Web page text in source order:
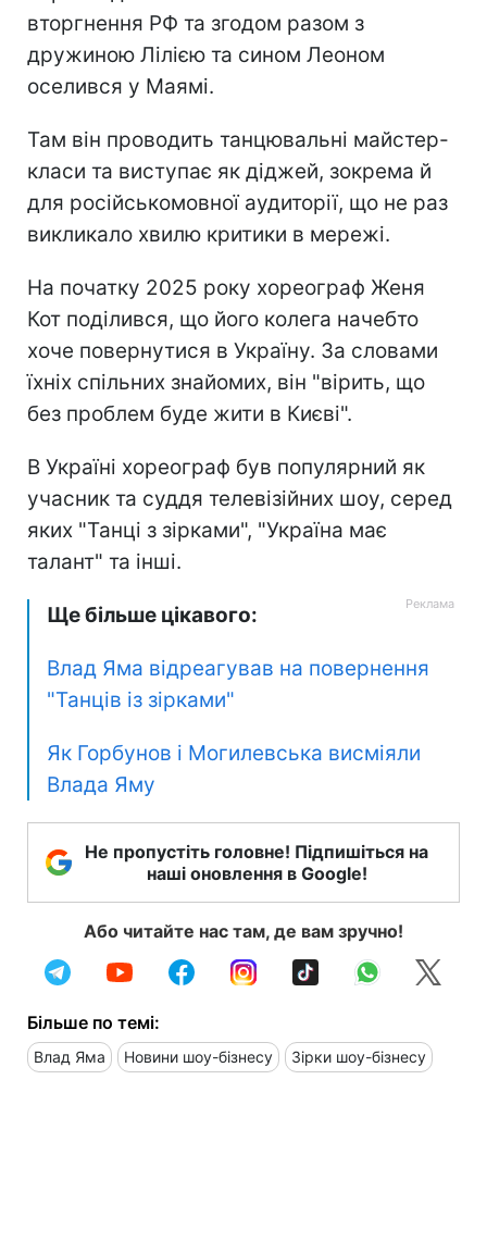
вторгнення РФ та згодом разом з
дружиною Лілією та сином Леоном
оселився у Маямі.
Там він проводить танцювальні майстер-
класи та виступає як діджей, зокрема й
для російськомовної аудиторії, що не раз
викликало хвилю критики в мережі.
На початку 2025 року хореограф Женя
Кот поділився, що його колега начебто
хоче повернутися в Україну. За словами
їхніх спільних знайомих, він "вірить, що
без проблем буде жити в Києві".
В Україні хореограф був популярний як
учасник та суддя телевізійних шоу, серед
яких "Танці з зірками", "Україна має
талант" та інші.
Ще більше цікавого:
Влад Яма відреагував на повернення
"Танців із зірками"
Як Горбунов і Могилевська висміяли
Влада Яму
Не пропустіть головне! Підпишіться на
наші оновлення в Google!
Або читайте нас там, де вам зручно!
Більше по темі:
Влад Яма Новини шоу-бізнесу Зірки шоу-бізнесу